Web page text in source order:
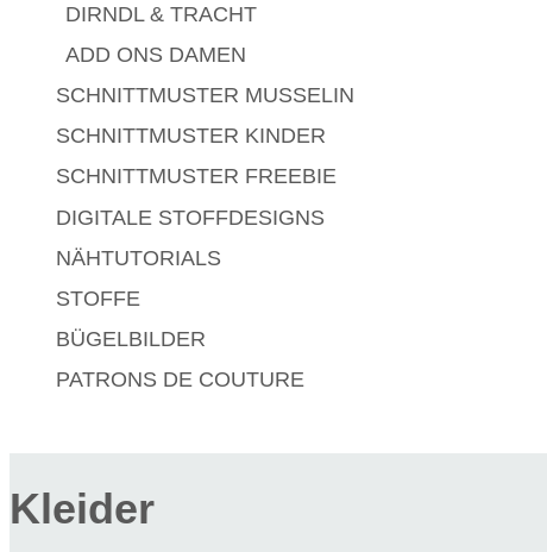
DIRNDL & TRACHT
ADD ONS DAMEN
SCHNITTMUSTER MUSSELIN
SCHNITTMUSTER KINDER
SCHNITTMUSTER FREEBIE
DIGITALE STOFFDESIGNS​
NÄHTUTORIALS
STOFFE
BÜGELBILDER
PATRONS DE COUTURE
Kleider